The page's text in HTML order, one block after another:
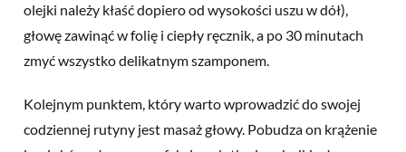
olejki należy kłaść dopiero od wysokości uszu w dół),
głowę zawinąć w folię i ciepły ręcznik, a po 30 minutach
zmyć wszystko delikatnym szamponem.
Kolejnym punktem, który warto wprowadzić do swojej
codziennej rutyny jest masaż głowy. Pobudza on krążenie